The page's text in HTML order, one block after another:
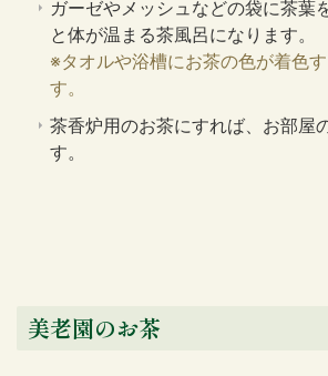
ガーゼやメッシュなどの袋に茶葉
と体が温まる茶風呂になります。
※タオルや浴槽にお茶の色が着色
す。
茶香炉用のお茶にすれば、お部屋
す。
美老園のお茶